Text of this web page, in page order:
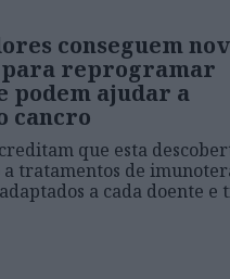
conseguem
reprogramar
podem ajudar a
cancro
que esta
tratamentos de
a cada doente e